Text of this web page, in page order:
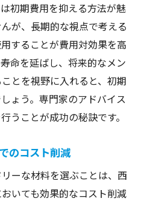
初期費用を抑える方法が魅
が、長期的な視点で考える
することが費用対効果を高
命を延ばし、将来的なメン
とを視野に入れると、初期
ょう。専門家のアドバイス
うことが成功の秘訣です。
のコスト削減
ーな材料を選ぶことは、西
いても効果的なコスト削減